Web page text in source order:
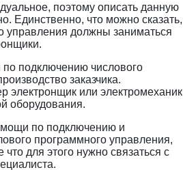
поэтому описать данную
Единственно, что можно сказать,
управления должны заниматься
подключению числового
заказчика.
или электромеханик
оборудования.
по подключению и
программного управления,
для этого нужно связаться с